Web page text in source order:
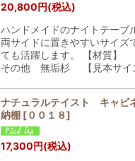
20,800円(税込)
ハンドメイドのナイトテー
両サイドに置きやすいサイズ
ても活躍します。 【材質
その他 無垢杉 【見本サイ
ナチュラルテイスト キャ
納棚 [００１８]
17,300円(税込)